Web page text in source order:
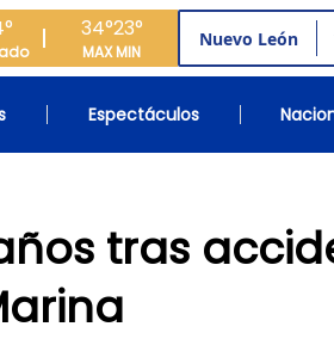
34°
MAX
23°
MIN
Espectáculos
tras